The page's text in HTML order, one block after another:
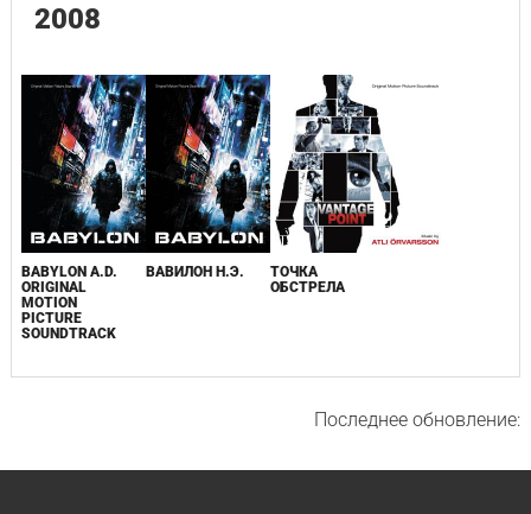
2008
BABYLON A.D.
ORIGINAL
MOTION
PICTURE
SOUNDTRACK
ВАВИЛОН Н.Э.
ТОЧКА
ОБСТРЕЛА
Последнее обновление: